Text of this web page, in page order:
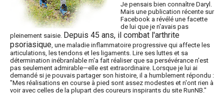
Je pensais bien connaître Daryl.
Mais une publication récente sur
Facebook a révélé une facette
de lui que je n'avais pas
pleinement saisie. Depuis 45 ans, il combat l'arthrite
psoriasique, une maladie inflammatoire progressive qui affecte les
articulations, les tendons et les ligaments. Lire ses luttes et sa
détermination inébranlable m'a fait réaliser que sa persévérance n'est
pas seulement admirable—elle est extraordinaire. Lorsque je lui ai
demandé si je pouvais partager son histoire, il a humblement répondu :
"Mes réalisations en course à pied sont assez modestes et n'ont rien à
voir avec celles de la plupart des coureurs inspirants du site RunNB."